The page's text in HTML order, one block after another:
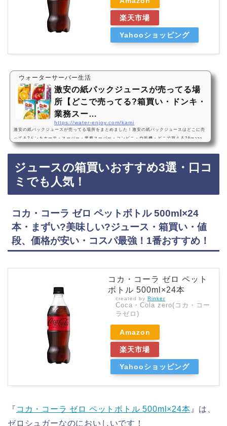
楽天市場
Yahooショッピング
ウォーターサーバー生活
激安の紙パックジュースが売ってる場
所【どこで売ってる?箱買い・ドンキ・
業務スー…
https://water-enjoy.com/kami
激安の紙パックジュースが売ってる場所をまとめました！激安の紙パックジュースはどこに売
ってる?ドンキホーテ・スーパー・業務スーパー・コンビニ・自販機・どこで買える?Amazo
n・楽天・ネット通販・売ってない?飲み物激安の紙パックジュースは、ドンキホーテ、スーパ
るので、Amazonや楽天でも激安の紙パックジュースがお得に買えておすすめです！紙パック
ジュースおすすめ3選・口コミでも人気！Ｄｏｌｅ＠ １００％果汁飲料 紙パックLL200ｍ…
ジュースの箱買いおすすめ3選・口コ
ミでも人気！
コカ・コーラ ゼロ ペットボトル 500ml×24
本・まずい?美味しい?ジュース・箱買い・値
段、価格が安い・コスパ最強！1番おすすめ！
コカ・コーラ ゼロ ペット
ボトル 500ml×24本
created by Rinker
Coca・Cola zero(コカ・コー
ラゼロ)
Amazon
楽天市場
Yahooショッピング
『 コカ・コーラ ゼロ ペットボトル 500ml×24本 』は、
ゼロシュガーなのにおいしいです！